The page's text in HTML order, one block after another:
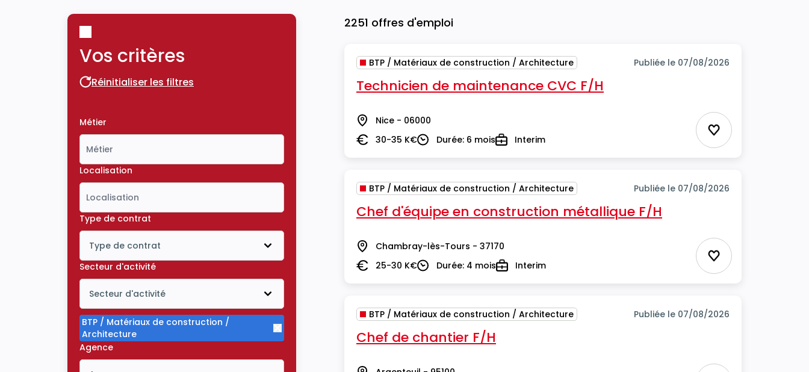
Vos critères
Réinitialiser les filtres
Réinitialiser les filtres
Métier
Localisation
Type de contrat
Type de contrat
Icône ouvrir la liste déroulante
Secteur d'activité
Secteur d'activité
Icône ouvrir la liste déroulante
BTP / Matériaux de construction /
Architecture
Supprimer le critère BTP / Matériaux de construction / Architecture
Agence
2251 offres d'emploi
BTP / Matériaux de construction / Architecture Publiée le 07/08/2026
Technicien de maintenance CVC F/H
Lieu Nice - 06000
Salaire30-35 K€DuréeDurée: 6 moisTypeInterim Ajouter aux
BTP / Matériaux de construction / Architecture Publiée le 07/08/2026
Chef d'équipe en construction métallique F/H
Lieu Chambray-lès-Tours - 37170
Salaire25-30 K€DuréeDurée: 4 moisTypeInterim Ajouter aux
BTP / Matériaux de construction / Architecture Publiée le 07/08/2026
Chef de chantier F/H